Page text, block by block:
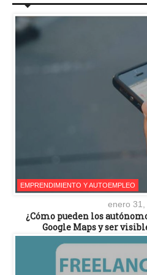
EMPRENDIMIENTO Y AUTOEMPLEO
enero 31,
¿Cómo pueden los
Google Maps y ser